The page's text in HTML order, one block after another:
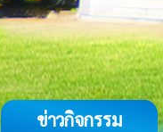
ข่าวกิจกรรม